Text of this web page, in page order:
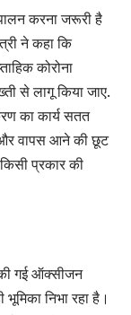
करना जरूरी है
ने कहा कि
कोरोना
से लागू किया जाए.
का कार्य सतत
और वापस आने की छूट
प्रकार की
गई ऑक्सीजन
निभा रहा है।